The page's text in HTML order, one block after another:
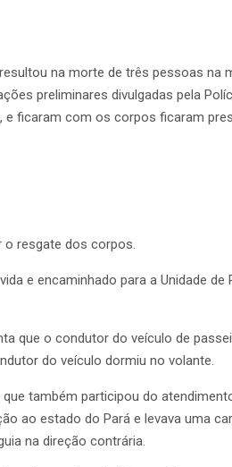
na morte de três pessoas na
preliminares divulgadas pela
e ficaram com os corpos ficaram
o resgate dos corpos.
e encaminhado para a Unidade de
que o condutor do veículo de
do veículo dormiu no volante.
também participou do
ao estado do Pará e levava uma
na direção contrária.